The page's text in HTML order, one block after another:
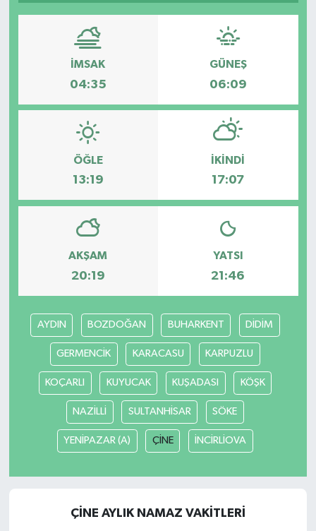
İMSAK
04:35
GÜNEŞ
06:09
ÖĞLE
13:19
İKINDI
17:07
AKŞAM
20:19
YATSI
21:46
AYDIN BOZDOĞAN BUHARKENT DİDİM
GERMENCİK KARACASU KARPUZLU
KOÇARLI KUYUCAK KUŞADASI KÖŞK
NAZİLLİ SULTANHİSAR SÖKE
YENİPAZAR (A) ÇİNE İNCİRLİOVA
ÇİNE AYLIK NAMAZ VAKITLERI